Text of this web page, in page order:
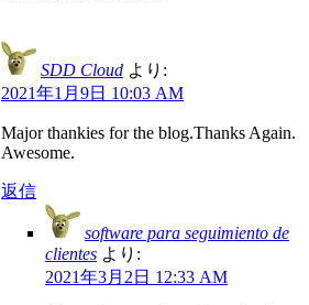
SDD Cloud より:
2021年1月9日 10:03 AM
Major thankies for the blog.Thanks Again.
Awesome.
返信
software para seguimiento de
clientes より:
2021年3月2日 12:33 AM